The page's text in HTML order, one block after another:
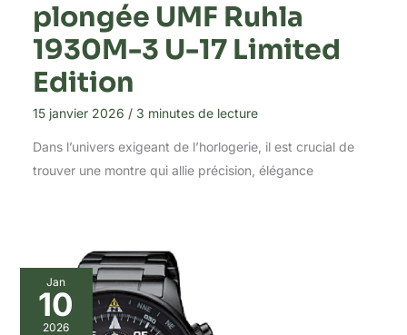
plongée UMF Ruhla
1930M-3 U-17 Limited
Edition
15 janvier 2026 / 3 minutes de lecture
Dans l’univers exigeant de l’horlogerie, il est crucial de
trouver une montre qui allie précision, élégance
Jan
10
2026